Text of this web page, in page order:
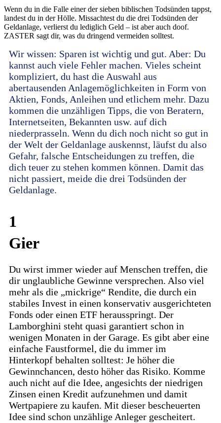
Wenn du in die Falle einer der sieben biblischen Todsünden tappst,
landest du in der Hölle. Missachtest du die drei Todsünden der
Geldanlage, verlierst du lediglich Geld – ist aber auch doof.
ZASTER sagt dir, was du dringend vermeiden solltest.
Wir wissen: Sparen ist wichtig und gut. Aber: Du
kannst auch viele Fehler machen. Vieles scheint
kompliziert, du hast die Auswahl aus
abertausenden Anlagemöglichkeiten in Form von
Aktien, Fonds, Anleihen und etlichem mehr. Dazu
kommen die unzähligen Tipps, die von Beratern,
Internetseiten, Bekannten usw. auf dich
niederprasseln. Wenn du dich noch nicht so gut in
der Welt der Geldanlage auskennst, läufst du also
Gefahr, falsche Entscheidungen zu treffen, die
dich teuer zu stehen kommen können. Damit das
nicht passiert, meide die drei Todsünden der
Geldanlage.
1
Gier
Du wirst immer wieder auf Menschen treffen, die
dir unglaubliche Gewinne versprechen. Also viel
mehr als die „mickrige“ Rendite, die durch ein
stabiles Invest in einen konservativ ausgerichteten
Fonds oder einen ETF herausspringt. Der
Lamborghini steht quasi garantiert schon in
wenigen Monaten in der Garage. Es gibt aber eine
einfache Faustformel, die du immer im
Hinterkopf behalten solltest: Je höher die
Gewinnchancen, desto höher das Risiko. Komme
auch nicht auf die Idee, angesichts der niedrigen
Zinsen einen Kredit aufzunehmen und damit
Wertpapiere zu kaufen. Mit dieser bescheuerten
Idee sind schon unzählige Anleger gescheitert.